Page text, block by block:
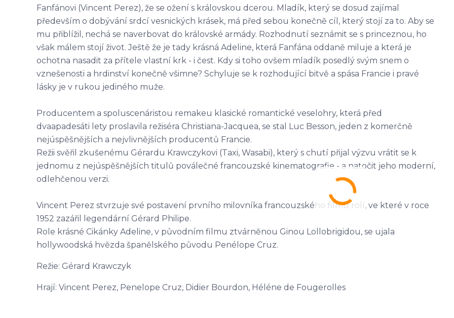
Fanfánovi (Vincent Perez), že se ožení s královskou dcerou. Mladík, který se dosud zajímal
především o dobývání srdcí vesnických krásek, má před sebou konečně cíl, který stojí za to. Aby se
mu přiblížil, nechá se naverbovat do královské armády. Rozhodnutí seznámit se s princeznou, ho
však málem stojí život. Ještě že je tady krásná Adeline, která Fanfána oddaně miluje a která je
ochotna nasadit za přítele vlastní krk - i čest. Kdy si toho ovšem mladík posedlý svým snem o
vznešenosti a hrdinství konečně všimne? Schyluje se k rozhodující bitvě a spása Francie i pravé
lásky je v rukou jediného muže.
Producentem a spoluscenáristou remakeu klasické romantické veselohry, která před
dvaapadesáti lety proslavila režiséra Christiana-Jacquea, se stal Luc Besson, jeden z komerčně
nejúspěšnějších a nejvlivnějších producentů Francie.
Režii svěřil zkušenému Gérardu Krawczykovi (Taxi, Wasabi), který s chutí přijal výzvu vrátit se k
jednomu z nejúspěšnějších titulů poválečné francouzské kinematografie - a natočit jeho moderní,
odlehčenou verzi.
Vincent Perez stvrzuje své postavení prvního milovníka francouzského filmu rolí, ve které v roce
1952 zazářil legendární Gérard Philipe.
Role krásné Cikánky Adeline, v původním filmu ztvárněnou Ginou Lollobrigidou, se ujala
hollywoodská hvězda španělského původu Penélope Cruz.
Režie: Gérard Krawczyk
Hrají: Vincent Perez, Penelope Cruz, Didier Bourdon, Héléne de Fougerolles